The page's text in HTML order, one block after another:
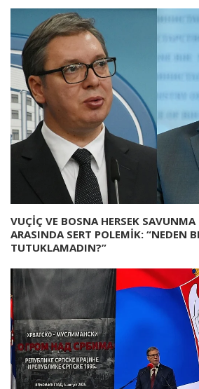
VUÇİÇ VE BOSNA HERSEK
ARASINDA SERT POLEMİK: “NEDEN
TUTUKLAMADIN?”